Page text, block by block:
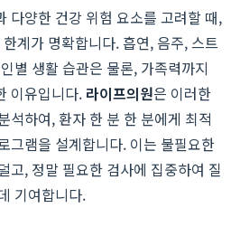
다양한 건강 위험 요소를 고려할 때,
계가 명확합니다. 흡연, 음주, 스트
별 생활 습관은 물론, 가족력까지
이유입니다. 라이프의원은 이러한
석하여, 환자 한 분 한 분에게 최적
그램을 설계합니다. 이는 불필요한
고, 정말 필요한 검사에 집중하여 질
기여합니다.